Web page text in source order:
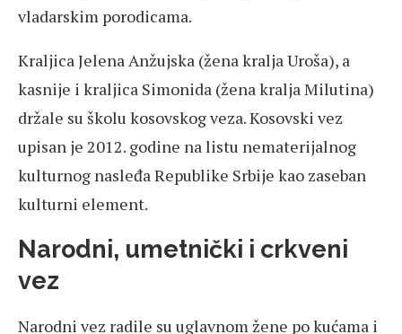
vladarskim porodicama.
Kraljica Jelena Anžujska (žena kralja Uroša), a
kasnije i kraljica Simonida (žena kralja Milutina)
držale su školu kosovskog veza. Kosovski vez
upisan je 2012. godine na listu nematerijalnog
kulturnog nasleđa Republike Srbije kao zaseban
kulturni element.
Narodni, umetnički i crkveni
vez
Narodni vez radile su uglavnom žene po kućama i